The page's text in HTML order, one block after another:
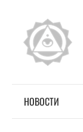
НОВОСТИ